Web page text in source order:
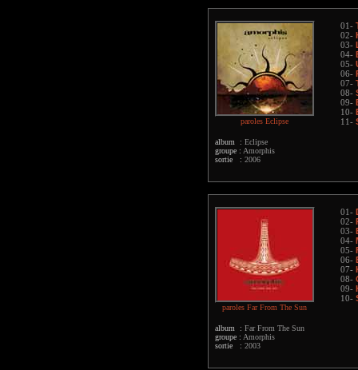
paroles Eclipse
album : Eclipse
groupe : Amorphis
sortie : 2006
01-
02-
03-
04-
05-
06-
07-
08-
09-
10-
11-
paroles Far From The Sun
album : Far From The Sun
groupe : Amorphis
sortie : 2003
01-
02-
03-
04-
05-
06-
07-
08-
09-
10-